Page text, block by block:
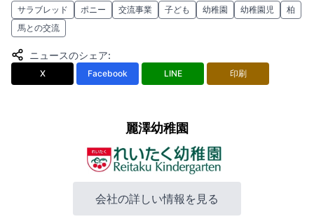
サラブレッド ポニー 交流事業 子ども 幼稚園 幼稚園児
柏
馬との交流
ニュースのシェア:
X Facebook LINE 印刷
麗澤幼稚園
会社の詳しい情報を見る